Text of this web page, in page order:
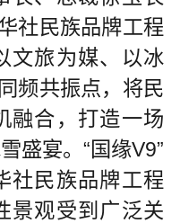
社民族品牌工程
文旅为媒、以冰
频共振点，将民
融合，打造一场
盛宴。“国缘V9”
社民族品牌工程
景观受到广泛关